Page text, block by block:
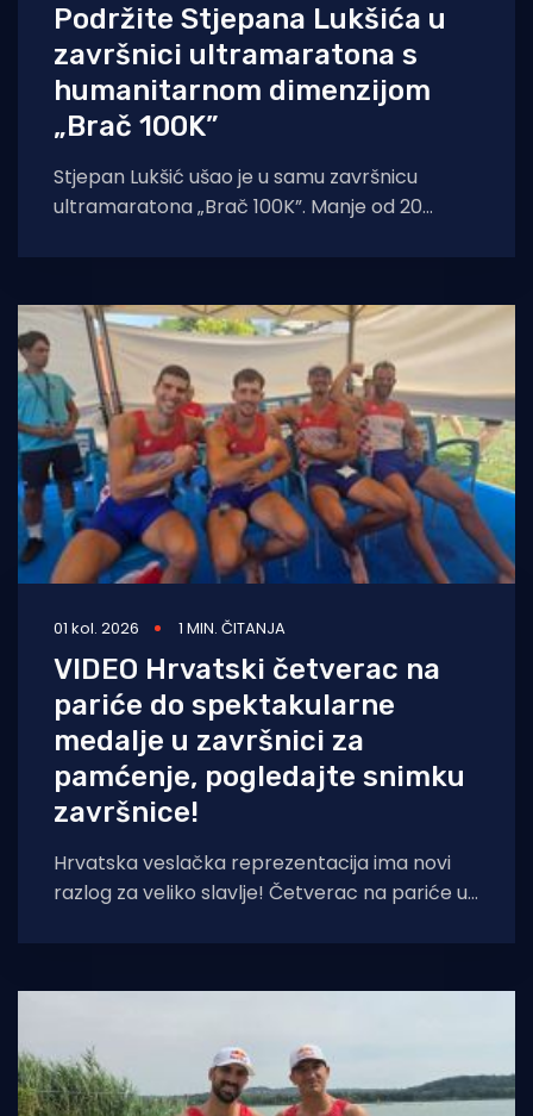
Podržite Stjepana Lukšića u
završnici ultramaratona s
humanitarnom dimenzijom
„Brač 100K”
Stjepan Lukšić ušao je u samu završnicu
ultramaratona „Brač 100K”. Manje od 20
01 kol. 2026 1 MIN. ČITANJA
VIDEO Hrvatski četverac na
pariće do spektakularne
medalje u završnici za
pamćenje, pogledajte snimku
završnice!
Hrvatska veslačka reprezentacija ima novi
razlog za veliko slavlje! Četverac na pariće u
Bošković